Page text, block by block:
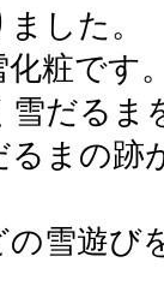
した。
粧です
雪だるま
るまの跡
の雪遊び